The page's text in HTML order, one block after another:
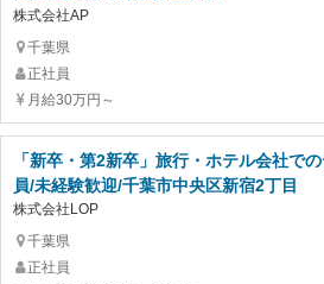
株式会社AP
千葉県
正社員
月給30万円～
「新卒・第2新卒」旅行・ホテル会社で
員/未経験歓迎/千葉市中央区新宿2丁目
株式会社LOP
千葉県
正社員